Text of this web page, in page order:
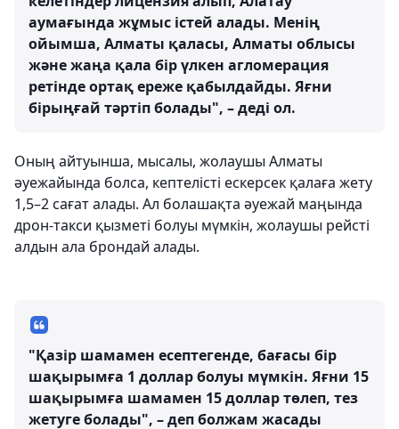
аумағында жұмыс істей алады. Менің
ойымша, Алматы қаласы, Алматы облысы
және жаңа қала бір үлкен агломерация
ретінде ортақ ереже қабылдайды. Яғни
бірыңғай тәртіп болады", – деді ол.
Оның айтуынша, мысалы, жолаушы Алматы
әуежайында болса, кептелісті ескерсек қалаға жету
1,5–2 сағат алады. Ал болашақта әуежай маңында
дрон-такси қызметі болуы мүмкін, жолаушы рейсті
алдын ала брондай алады.
"Қазір шамамен есептегенде, бағасы бір
шақырымға 1 доллар болуы мүмкін. Яғни 15
шақырымға шамамен 15 доллар төлеп, тез
жетуге болады", – деп болжам жасады